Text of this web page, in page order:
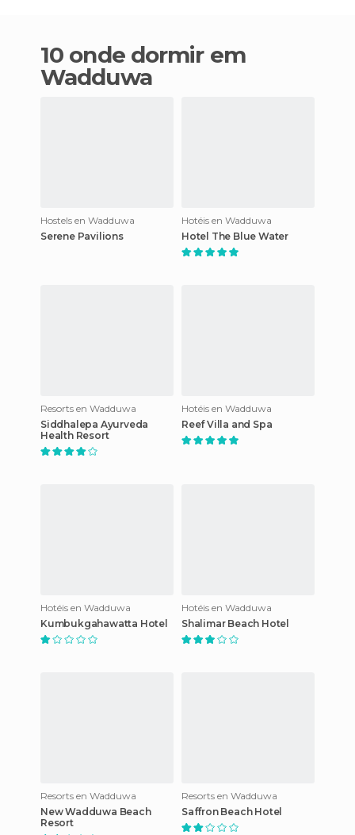
10 onde dormir em
Wadduwa
Hostels en Wadduwa
Serene Pavilions
Hotéis en Wadduwa
Hotel The Blue Water
Resorts en Wadduwa
Siddhalepa Ayurveda
Health Resort
Hotéis en Wadduwa
Reef Villa and Spa
Hotéis en Wadduwa
Kumbukgahawatta Hotel
Hotéis en Wadduwa
Shalimar Beach Hotel
Resorts en Wadduwa
New Wadduwa Beach
Resort
Resorts en Wadduwa
Saffron Beach Hotel